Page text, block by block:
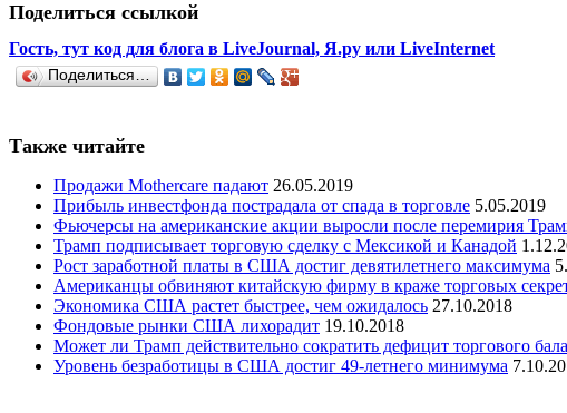
Поделиться ссылкой
Гость, тут код для блога в LiveJournal, Я.ру или LiveInternet
Поделиться…
Также читайте
Продажи Mothercare падают 26.05.2019
Прибыль инвестфонда пострадала от спада в торговле 5.05.2019
Фьючерсы на американские акции выросли после перемирия
Трамп подписывает торговую сделку с Мексикой и Канадой
Рост заработной платы в США достиг девятилетнего максимума
Американцы обвиняют китайскую фирму в краже торговых
Экономика США растет быстрее, чем ожидалось 27.10.2018
Фондовые рынки США лихорадит 19.10.2018
Может ли Трамп действительно сократить дефицит торгового
Уровень безработицы в США достиг 49-летнего минимума